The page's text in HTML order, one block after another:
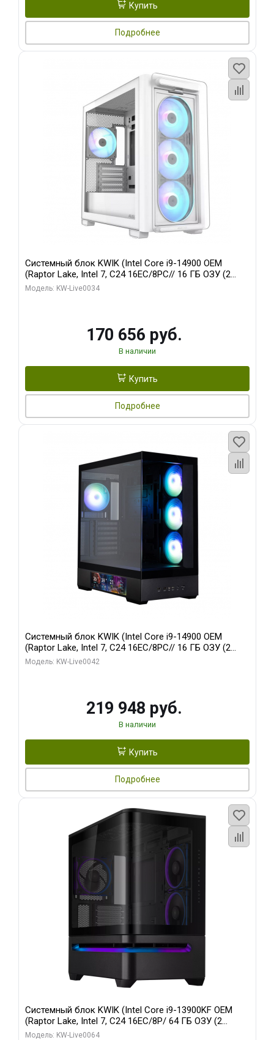
Купить
Подробнее
Системный блок KWIK (Intel Core i9-14900 OEM
(Raptor Lake, Intel 7, C24 16EC/8PC// 16 ГБ ОЗУ (2
модуля)/ MSI RTX5060Ti VENTUS 2X PLUS 16GB
Модель: KW-Live0034
170 656 руб.
В наличии
Купить
Подробнее
Системный блок KWIK (Intel Core i9-14900 OEM
(Raptor Lake, Intel 7, C24 16EC/8PC// 16 ГБ ОЗУ (2
модуля)/ Gigabyte RTX5070Ti EAGLE OC ICE SFF 16GB
Модель: KW-Live0042
219 948 руб.
В наличии
Купить
Подробнее
Системный блок KWIK (Intel Core i9-13900KF OEM
(Raptor Lake, Intel 7, C24 16EC/8P/ 64 ГБ ОЗУ (2
модуля)/ ASUS RTX5080 PROART OC 16GB GDDR7
Модель: KW-Live0064